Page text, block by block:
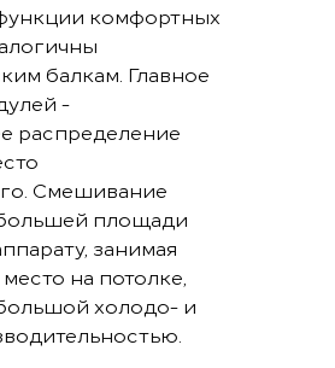
комфортных
балкам. Главное
-
распределение
Смешивание
площади
занимая
на потолке,
холодо- и